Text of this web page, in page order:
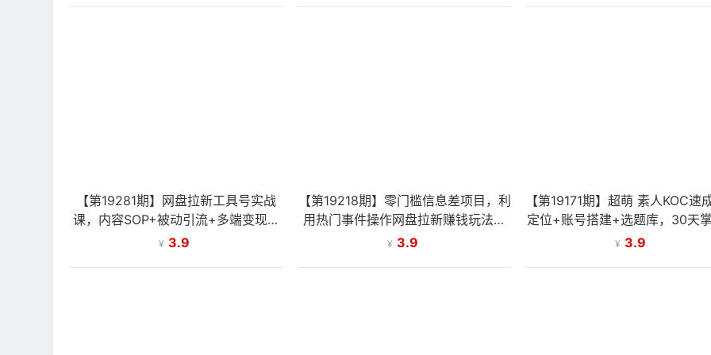
【第19281期】网盘拉新工具号实战
课，内容SOP+被动引流+多端变现，
打造持续收益月入破万
¥ 3.9
【第19218期】零门槛信息差项目，利
用热门事件操作网盘拉新赚钱玩法，
日收益500+
¥ 3.9
【第19171期】超萌 素人KOC速
定位+账号搭建+选题库，30天
剧/小说推广变现
¥ 3.9